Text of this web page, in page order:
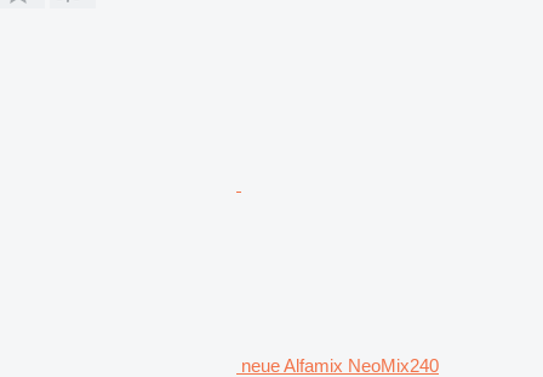
neue Alfamix NeoMix240